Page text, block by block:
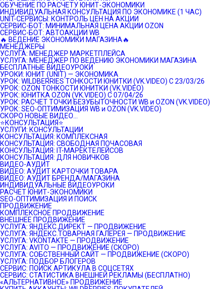
ОБУЧЕНИЕ ПО РАСЧЕТУ ЮНИТ-ЭКОНОМИКИ
ИНДИВИДУАЛЬНАЯ КОНСУЛЬТАЦИЯ ПО ЭКОНОМИКЕ (1 ЧАС)
UNIT-СЕРВИСЫ: КОНТРОЛЬ ЦЕН НА АКЦИИ
СЕРВИС-БОТ: МИНИМАЛЬНАЯ ЦЕНА АКЦИИ OZON
СЕРВИС-БОТ: АВТОАКЦИИ WB
🔥 ВЕДЕНИЕ ЭКОНОМИКИ МАГАЗИНА🔥
МЕНЕДЖЕРЫ
УСЛУГА: МЕНЕДЖЕР МАРКЕТПЛЕЙСА
УСЛУГА: МЕНЕДЖЕР ПО ВЕДЕНИЮ ЭКОНОМИКИ МАГАЗИНА
БЕСПЛАТНЫЕ ВИДЕОУРОКИ
УРОКИ: ЮНИТ (UNIT) — ЭКОНОМИКА
УРОК: WILDBERRIES ТОНКОСТИ ЮНИТКИ (VK.VIDEO) C 23/03/26
УРОК: OZON ТОНКОСТИ ЮНИТКИ (VK.VIDEO)
УРОК: ЮНИТКА OZON (VK.VIDEO) C 07/04/26
УРОК: РАСЧЕТ ТОЧКИ БЕЗУБЫТОЧНОСТИ WB и OZON (VK.VIDEO)
УРОК: SEO-ОПТИМИЗАЦИЯ WB и OZON (VK.VIDEO)
СКОРО НОВЫЕ ВИДЕО…
⭐️КОНСУЛЬТАЦИЯ⭐️
УСЛУГИ: КОНСУЛЬТАЦИИ
КОНСУЛЬТАЦИЯ: КОМПЛЕКСНАЯ
КОНСУЛЬТАЦИЯ: СВОБОДНАЯ ПОЧАСОВАЯ
КОНСУЛЬТАЦИЯ: IT-МАРЕКТЕЛЕЙСОВ
КОНСУЛЬТАЦИЯ: ДЛЯ НОВИЧКОВ
ВИДЕО-АУДИТ
ВИДЕО: АУДИТ КАРТОЧКИ ТОВАРА
ВИДЕО: АУДИТ БРЕНДА/МАГАЗИНА
ИНДИВИДУАЛЬНЫЕ ВИДЕОУРОКИ
РАСЧЕТ ЮНИТ-ЭКОНОМИКИ
SEO-ОПТИМИЗАЦИЯ И ПОИСК
ПРОДВИЖЕНИЕ
КОМПЛЕКСНОЕ ПРОДВИЖЕНИЕ
ВНЕШНЕЕ ПРОДВИЖЕНИЕ
УСЛУГА: ЯНДЕКС.ДИРЕКТ — ПРОДВИЖЕНИЕ
УСЛУГА: ЯНДЕКС.ТОВАРНАЯ ГАЛЕРЕЯ — ПРОДВИЖЕНИЕ
УСЛУГА: VKONTAKTE — ПРОДВИЖЕНИЕ
УСЛУГА: AVITO — ПРОДВИЖЕНИЕ (СКОРО)
УСЛУГА: СОБСТВЕННЫЙ САЙТ — ПРОДВИЖЕНИЕ (СКОРО)
УСЛУГА: ПОДБОР БЛОГЕРОВ
СЕРВИС: ПОИСК АРТИКУЛА В СОЦСЕТЯХ
СЕРВИС: СТАТИСТИКА ВНЕШНЕЙ РЕКЛАМЫ (БЕСПЛАТНО)
«АЛЬТЕРНАТИВНОЕ» ПРОДВИЖЕНИЕ